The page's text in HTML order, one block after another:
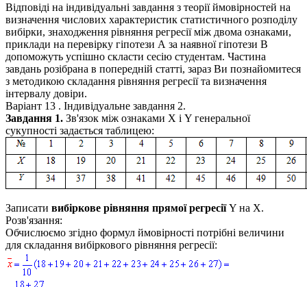
Відповіді на індивідуальні завдання з теорії ймовірностей на
визначення числових характеристик статистичного розподілу
вибірки, знаходження рівняння регресії між двома ознаками,
приклади на перевірку гіпотези А за наявної гіпотези В
допоможуть успішно скласти сесію студентам. Частина
завдань розібрана в попередній статті, зараз Ви познайомитеся
з методикою складання рівняння регресії та визначення
інтервалу довіри.
Варіант 13 . Індивідуальне завдання 2.
Завдання 1. Зв'язок між ознаками Х і Y генеральної
сукупності задається таблицею:
Записати вибіркове рівняння прямої регресії Y на X.
Розв'язання:
Обчислюємо згідно формул ймовірності потрібні величини
для складання вибіркового рівняння регресії: